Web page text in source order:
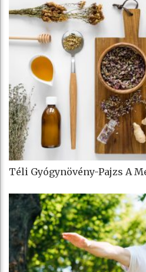
Téli Gyógynövény-Pajzs A